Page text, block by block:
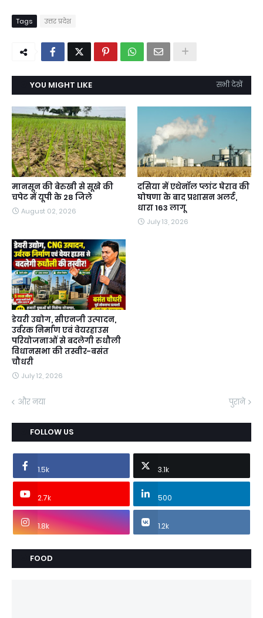
Tags उत्तर प्रदेश
YOU MIGHT LIKE सभी देखें
मानसून की बेरुखी से सूखे की
चपेट में यूपी के 28 जिले
August 02, 2026
दसिया में एथेनॉल प्लांट घेराव की
घोषणा के बाद प्रशासन अलर्ट,
धारा 163 लागू
July 13, 2026
डेयरी उद्योग, सीएनजी उत्पादन,
उर्वरक निर्माण एवं वेयरहाउस
परियोजनाओं से बदलेगी रुधौली
विधानसभा की तस्वीर-बसंत
चौधरी
July 12, 2026
और नया पुराने
FOLLOW US
1.5k 3.1k
2.7k 500
1.8k 1.2k
FOOD